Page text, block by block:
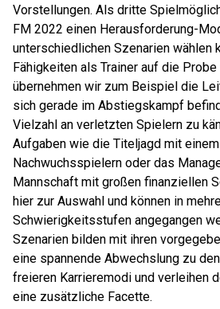
Vorstellungen. Als dritte
FM 2022 einen Herausforderung-
unterschiedlichen Szenarien wählen
Fähigkeiten als Trainer auf die
übernehmen wir zum Beispiel die
sich gerade im Abstiegskampf
Vielzahl an verletzten Spielern zu
Aufgaben wie die Titeljagd mit einem
Nachwuchsspielern oder das
Mannschaft mit großen finanziellen
hier zur Auswahl und können in
Schwierigkeitsstufen angegangen
Szenarien bilden mit ihren
eine spannende Abwechslung zu
freieren Karrieremodi und verleihen
eine zusätzliche Facette.